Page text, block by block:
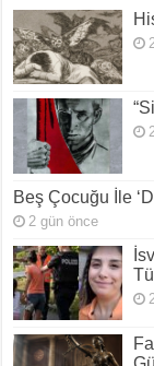
Beş Çocuğu İle
2 gün önce